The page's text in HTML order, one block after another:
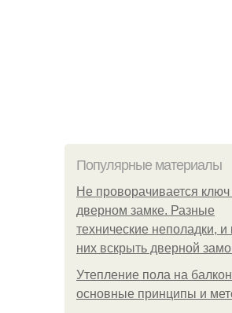
Популярные материалы
Не проворачивается ключ
дверном замке. Разные
технические неполадки, и
них вскрыть дверной
Утепление пола на
основные принципы и